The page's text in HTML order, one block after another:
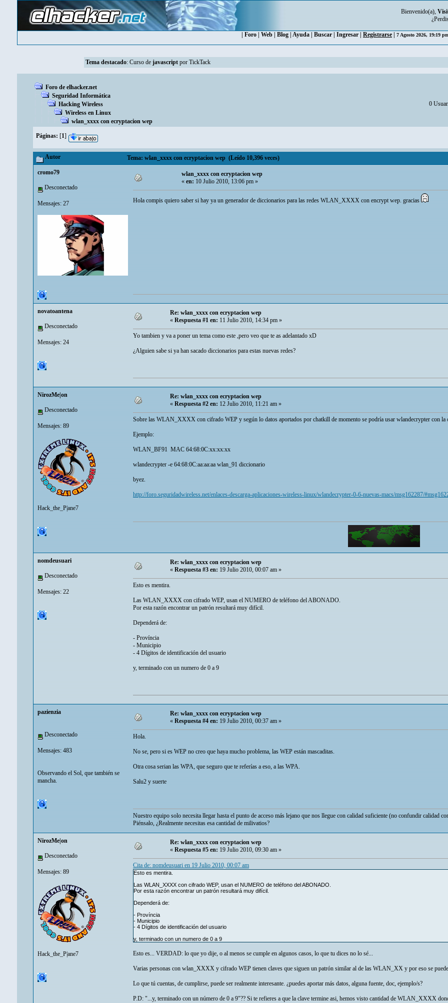
Bienvenido(a),
Foro Web Blog Ayuda Buscar Ingresar Registrarse 7 Agosto 2026, 19:19
Tema destacado: Curso de javascript por TickTack
Foro de elhacker.net
Seguridad Informática
Hacking Wireless
Wireless en Linux
wlan_xxxx con ecryptacion wep
0
Páginas: [1]
Autor Tema: wlan_xxxx con ecryptacion wep (Leído 10,396 veces)
cromo79
Desconectado
Mensajes: 27
wlan_xxxx con ecryptacion wep
«en:10 Julio 2010, 13:06 pm »
Hola compis quiero saber si hay ya un generador de diccionarios para las redes WLAN_XXXX con encrypt wep. gracias
novatoantena
Desconectado
Mensajes: 24
Re: wlan_xxxx con ecryptacion wep
« Respuesta #1 en: 11 Julio 2010, 14:34 pm »
Yo tambien y va a poner un tema como este ,pero veo que te as adelantado xD
¿Alguien sabe si ya han sacado diccionarios para estas nuevas redes?
NirozMe|on
Desconectado
Mensajes: 89
Hack_the_P|ane7
Re: wlan_xxxx con ecryptacion wep
«Respuesta #2 en:12 Julio 2010, 11:21 am »
Sobre las WLAN_XXXX con cifrado WEP y según lo datos aportados por chatkill de momento se podría usar wlandecrypter con
Ejemplo:
WLAN_BF91 MAC 64:68:0C:xx:xx:xx
wlandecrypter -e 64:68:0C:aa:aa:aa wlan_91 diccionario
byez.
http://foro.seguridadwireless.net/enlaces-descarga-aplicaciones-wireless-linux/wlandecrypter-0-6-nuevas-macs/msg162287/
nomdeusuari
Desconectado
Mensajes: 22
Re: wlan_xxxx con ecryptacion wep
« Respuesta #3 en: 19 Julio 2010, 00:07 am »
Esto es mentira.
Las WLAN_XXXX con cifrado WEP, usan el NUMERO de teléfono del ABONADO.
Por esta razón encontrar un patrón resultará muy difícil.
Dependerá de:
- Província
- Municipio
- 4 Dígitos de identificación del usuario
y, terminado con un numero de 0 a 9
pazienzia
Desconectado
Mensajes: 483
Observando el Sol, que también se
mancha.
Re: wlan_xxxx con ecryptacion wep
«Respuesta #4 en:19 Julio 2010, 00:37 am »
Hola.
No se, pero si es WEP no creo que haya mucho problema, las WEP están mascaditas.
Otra cosa serian las WPA, que seguro que te referías a eso, a las WPA.
Salu2 y suerte
Nuestro equipo solo necesita llegar hasta el punto de acceso más lejano que nos llegue con calidad suficiente (no confundir calidad
Piénsalo, ¿Realmente necesitas esa cantidad de milivatios?
NirozMe|on
Desconectado
Mensajes: 89
Hack_the_P|ane7
Re: wlan_xxxx con ecryptacion wep
« Respuesta #5 en: 19 Julio 2010, 09:30 am »
Cita de: nomdeusuari en 19 Julio 2010, 00:07 am
Esto es mentira.
Las WLAN_XXXX con cifrado WEP, usan el NUMERO de teléfono del ABONADO.
Por esta razón encontrar un patrón resultará muy difícil.
Dependerá de:
- Província
- Municipio
- 4 Dígitos de identificación del usuario
y, terminado con un numero de 0 a 9
Esto es... VERDAD: lo que yo dije, o al menos se cumple en algunos casos, lo que tu dices no lo sé...
Varias personas con wlan_XXXX y cifrado WEP tienen claves que siguen un patrón similar al de las WLAN_XX y por eso se
Lo que tú cuentas, de cumplirse, puede ser realmente interesante. ¿puedes aportar más datos, alguna fuente, doc, ejemplo/s?
P.D: "...y, terminado con un número de 0 a 9"?? Si te refieres a que la clave termine asi, hemos visto cantidad de WLAN_XXXX